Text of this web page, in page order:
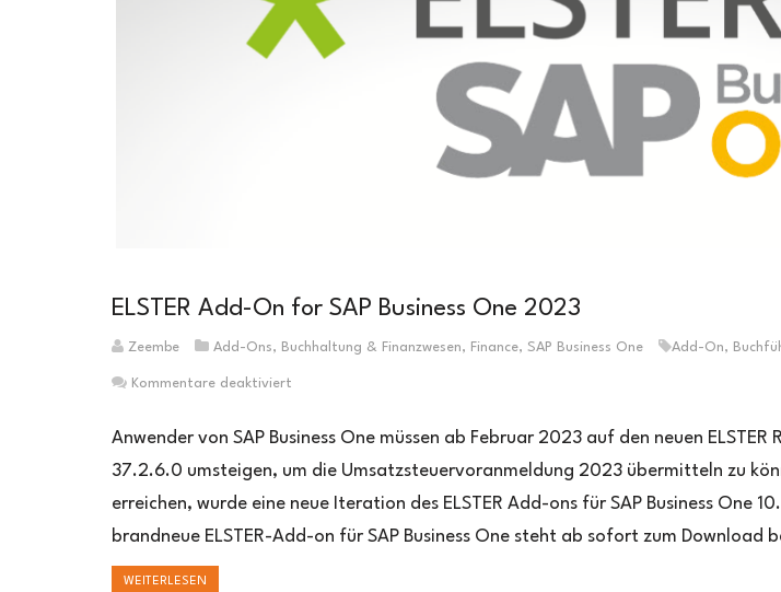
ELSTER Add-On for SAP Business One 2023
Zeembe Add-Ons, Buchhaltung & Finanzwesen, Finance, SAP Business One Add-On,
Kommentare deaktiviert
Add-
for
SAP
Business
Anwender von SAP Business One müssen ab Februar 2023 auf den neuen ELSTER
37.2.6.0 umsteigen, um die Umsatzsteuervoranmeldung 2023 übermitteln zu
erreichen, wurde eine neue Iteration des ELSTER Add-ons für SAP Business One
brandneue ELSTER-Add-on für SAP Business One steht ab sofort zum Download
WEITERLESEN